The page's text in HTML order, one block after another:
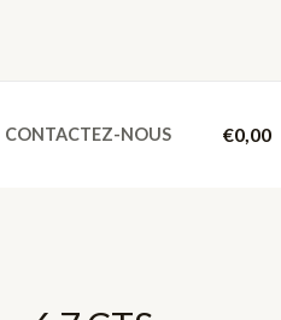
CONTACTEZ-NOUS €0,00
quantity